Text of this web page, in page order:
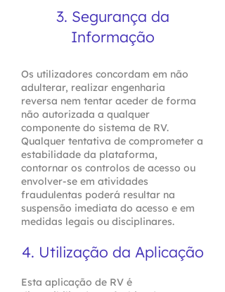
3. Segurança da
Informação
Os utilizadores concordam em não
adulterar, realizar engenharia
reversa nem tentar aceder de forma
não autorizada a qualquer
componente do sistema de RV.
Qualquer tentativa de comprometer a
estabilidade da plataforma,
contornar os controlos de acesso ou
envolver-se em atividades
fraudulentas poderá resultar na
suspensão imediata do acesso e em
medidas legais ou disciplinares.
4. Utilização da Aplicação
Esta aplicação de RV é